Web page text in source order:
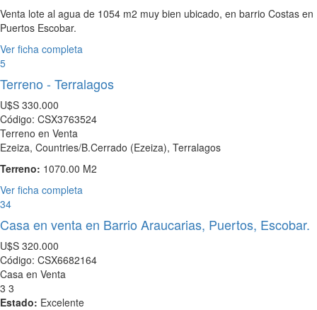
Venta lote al agua de 1054 m2 muy bien ubicado, en barrio Costas en
Puertos Escobar.
Ver ficha completa
5
Terreno - Terralagos
U$S 330.000
Código: CSX3763524
Terreno en Venta
Ezeiza, Countries/B.Cerrado (Ezeiza), Terralagos
Terreno: 1070.00 M2
Ver ficha completa
34
Casa en venta en Barrio Araucarias, Puertos, Escobar.
U$S 320.000
Código: CSX6682164
Casa en Venta
3 3
Estado: Excelente